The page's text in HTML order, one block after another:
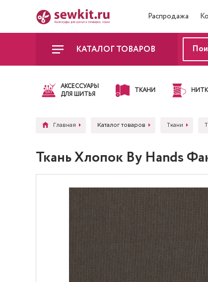
Распродажа
КАТАЛОГ ТОВАРОВ
АКСЕССУАРЫ
ДЛЯ ШИТЬЯ
ТКАНИ
Главная Каталог товаров Ткани
Ткань Хлопок By Hands